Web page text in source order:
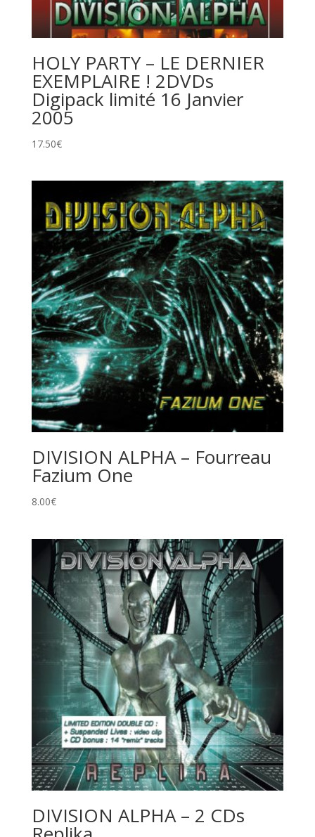
HOLY PARTY – LE DERNIER
EXEMPLAIRE ! 2DVDs
Digipack limité 16 Janvier
2005
17.50€
DIVISION ALPHA – Fourreau
Fazium One
8.00€
DIVISION ALPHA – 2 CDs